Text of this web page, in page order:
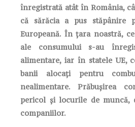
înregistrată atât în România,
că sărăcia a pus stăpânire
Europeană. În țara noastră,
ale consumului s-au
alimentare, iar în statele UE,
banii alocați pentru
nealimentare. Prăbușirea
pericol și locurile de muncă,
companiilor.